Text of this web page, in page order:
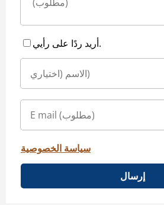
أريد ردًا على رأيي.
سياسة الخصوصية
إرسال